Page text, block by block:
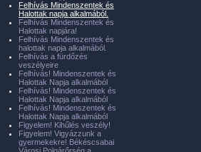
Felhívás Mindenszentek és
Halottak napja alkalmából.
Felhívás Mindenszentek és
Halottak napjára!
Felhívás Mindenszentek és
halottak napja alkalmából.
Felhívás a fürdőzés
veszélyeire
Felhívás! Mindenszentek és
Halottak Napja alkalmából
Felhívás! Mindenszentek és
Halottak Napja alkalmából
Felhívás! Mindenszentek és
Halottak Napja alkalmából
Figyelem! Kihűlés veszély!
Figyelem! Vigyázzunk a
gyermekekre! Békéscsabai